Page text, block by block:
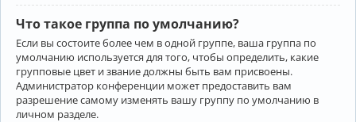
Что такое группа по умолчанию?
Если вы состоите более чем в одной группе, ваша группа по
умолчанию используется для того, чтобы определить, какие
групповые цвет и звание должны быть вам присвоены.
Администратор конференции может предоставить вам
разрешение самому изменять вашу группу по умолчанию в
личном разделе.